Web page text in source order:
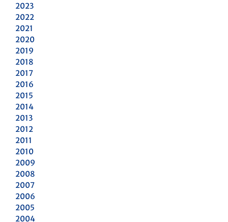
2023
2022
2021
2020
2019
2018
2017
2016
2015
2014
2013
2012
2011
2010
2009
2008
2007
2006
2005
2004